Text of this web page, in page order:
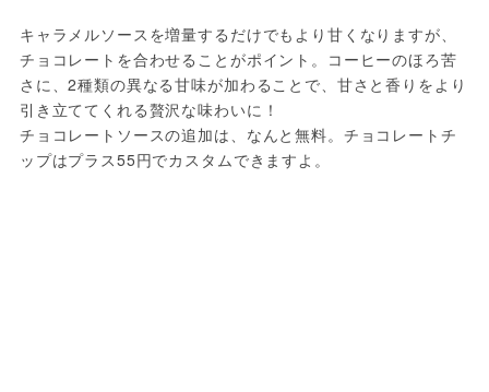
キャラメルソースを増量するだけでもより甘くなりますが、
チョコレートを合わせることがポイント。コーヒーのほろ苦
さに、2種類の異なる甘味が加わることで、甘さと香りをより
引き立ててくれる贅沢な味わいに！
チョコレートソースの追加は、なんと無料。チョコレートチ
ップはプラス55円でカスタムできますよ。